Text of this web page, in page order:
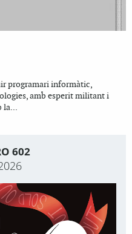
programari informàtic,
amb esperit militant i
la...
602